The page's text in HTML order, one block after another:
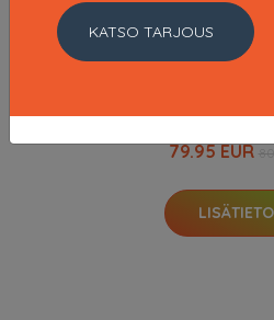
NaturalTech
79.95 EUR
KATSO TARJOUS